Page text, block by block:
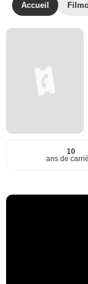
Accueil
10
ans de